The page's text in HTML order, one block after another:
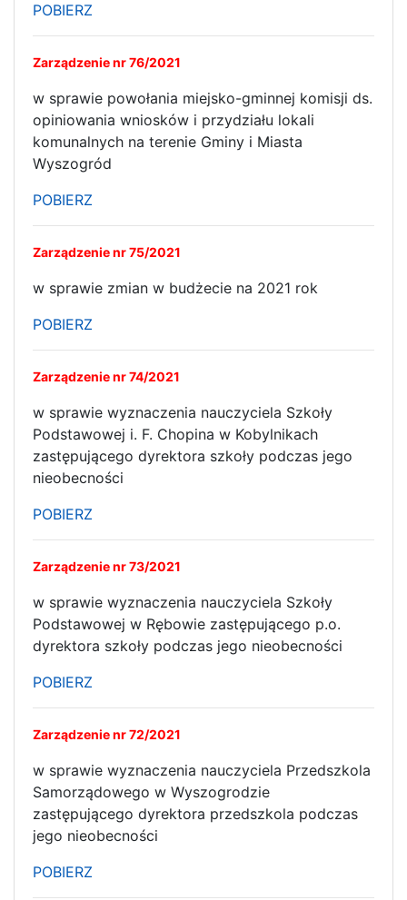
POBIERZ
Zarządzenie nr 76/2021
w sprawie powołania miejsko-gminnej komisji ds.
opiniowania wniosków i przydziału lokali
komunalnych na terenie Gminy i Miasta
Wyszogród
POBIERZ
Zarządzenie nr 75/2021
w sprawie zmian w budżecie na 2021 rok
POBIERZ
Zarządzenie nr 74/2021
w sprawie wyznaczenia nauczyciela Szkoły
Podstawowej i. F. Chopina w Kobylnikach
zastępującego dyrektora szkoły podczas jego
nieobecności
POBIERZ
Zarządzenie nr 73/2021
w sprawie wyznaczenia nauczyciela Szkoły
Podstawowej w Rębowie zastępującego p.o.
dyrektora szkoły podczas jego nieobecności
POBIERZ
Zarządzenie nr 72/2021
w sprawie wyznaczenia nauczyciela Przedszkola
Samorządowego w Wyszogrodzie
zastępującego dyrektora przedszkola podczas
jego nieobecności
POBIERZ